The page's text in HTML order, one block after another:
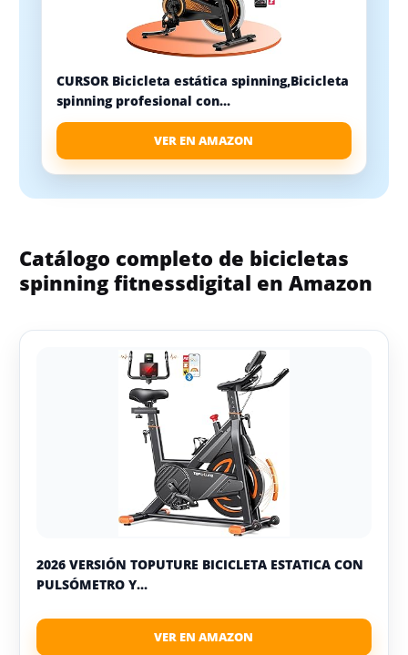
CURSOR Bicicleta estática spinning,Bicicleta
spinning profesional con...
VER EN AMAZON
Catálogo completo de bicicletas
spinning fitnessdigital en Amazon
2026 VERSIÓN TOPUTURE BICICLETA ESTATICA CON
PULSÓMETRO Y...